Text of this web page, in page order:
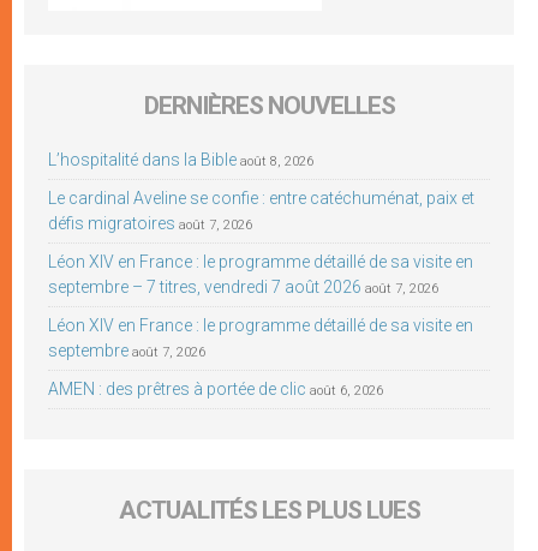
DERNIÈRES NOUVELLES
L’hospitalité dans la Bible août 8, 2026
Le cardinal Aveline se confie : entre catéchuménat, paix et
défis migratoires août 7, 2026
Léon XIV en France : le programme détaillé de sa visite en
septembre – 7 titres, vendredi 7 août 2026 août 7, 2026
Léon XIV en France : le programme détaillé de sa visite en
septembre août 7, 2026
AMEN : des prêtres à portée de clic août 6, 2026
ACTUALITÉS LES PLUS LUES